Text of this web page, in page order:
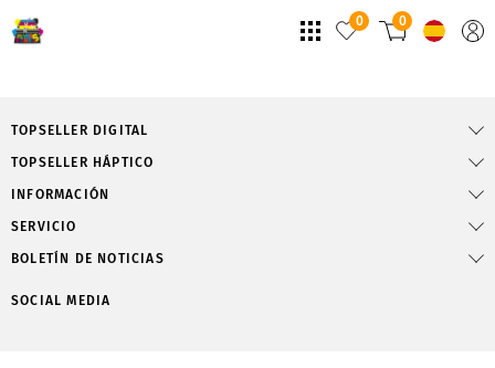
0 0
TOPSELLER DIGITAL
TOPSELLER HÁPTICO
INFORMACIÓN
SERVICIO
BOLETÍN DE NOTICIAS
SOCIAL MEDIA